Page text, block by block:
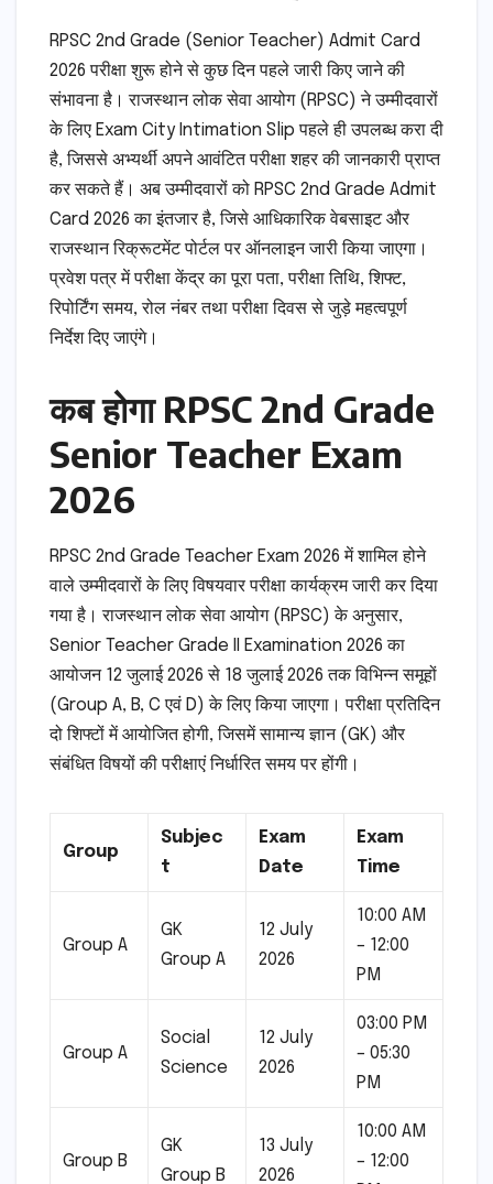
RPSC 2nd Grade (Senior Teacher) Admit Card
2026 परीक्षा शुरू होने से कुछ दिन पहले जारी किए जाने की
संभावना है। राजस्थान लोक सेवा आयोग (RPSC) ने उम्मीदवारों
के लिए Exam City Intimation Slip पहले ही उपलब्ध करा दी
है, जिससे अभ्यर्थी अपने आवंटित परीक्षा शहर की जानकारी प्राप्त
कर सकते हैं। अब उम्मीदवारों को RPSC 2nd Grade Admit
Card 2026 का इंतजार है, जिसे आधिकारिक वेबसाइट और
राजस्थान रिक्रूटमेंट पोर्टल पर ऑनलाइन जारी किया जाएगा।
प्रवेश पत्र में परीक्षा केंद्र का पूरा पता, परीक्षा तिथि, शिफ्ट,
रिपोर्टिंग समय, रोल नंबर तथा परीक्षा दिवस से जुड़े महत्वपूर्ण
निर्देश दिए जाएंगे।
कब होगा RPSC 2nd Grade
Senior Teacher Exam
2026
RPSC 2nd Grade Teacher Exam 2026 में शामिल होने
वाले उम्मीदवारों के लिए विषयवार परीक्षा कार्यक्रम जारी कर दिया
गया है। राजस्थान लोक सेवा आयोग (RPSC) के अनुसार,
Senior Teacher Grade II Examination 2026 का
आयोजन 12 जुलाई 2026 से 18 जुलाई 2026 तक विभिन्न समूहों
(Group A, B, C एवं D) के लिए किया जाएगा। परीक्षा प्रतिदिन
दो शिफ्टों में आयोजित होगी, जिसमें सामान्य ज्ञान (GK) और
संबंधित विषयों की परीक्षाएं निर्धारित समय पर होंगी।
Group
Subjec
t
Exam
Date
Exam
Time
Group A
GK
Group A
12 July
2026
10:00 AM
– 12:00
PM
Group A
Social
Science
12 July
2026
03:00 PM
– 05:30
PM
Group B
GK
Group B
13 July
2026
10:00 AM
– 12:00